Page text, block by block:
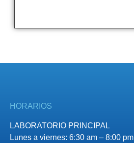
HORARIOS
LABORATORIO PRINCIPAL
Lunes a viernes: 6:30 am – 8:00 pm